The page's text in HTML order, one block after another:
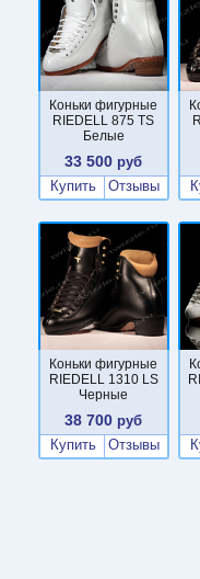
Коньки фигурные
RIEDELL 875 TS
Белые
33 500 руб
Купить
Отзывы
Коньки фигурные
RIEDELL 1310 LS
Черные
38 700 руб
Купить
Отзывы